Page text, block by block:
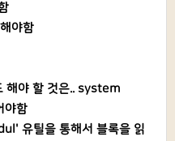
야함
해야 할 것은.. system
야함
유틸을 통해서 블록을 읽